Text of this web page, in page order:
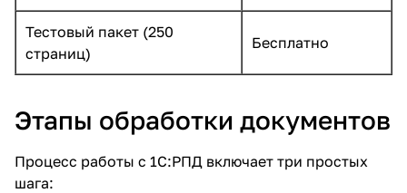
Тестовый пакет (250
страниц)
Бесплатно
Этапы обработки документов
Процесс работы с 1С:РПД включает три простых
шага: